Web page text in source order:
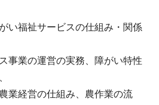
い福祉サービスの仕組み・関係
事業の運営の実務、障がい特性
業経営の仕組み、農作業の流